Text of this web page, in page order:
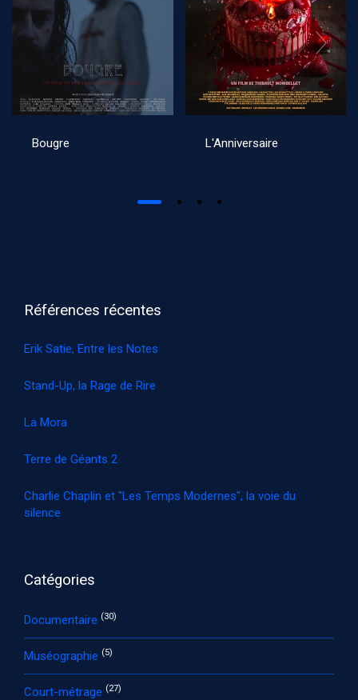
Bougre L'Anniversaire
Références récentes
Erik Satie, Entre les Notes
Stand-Up, la Rage de Rire
La Mora
Terre de Géants 2
Charlie Chaplin et "Les Temps Modernes", la voie du
silence
Catégories
Documentaire (30)
Muséographie (5)
Court-métrage (27)